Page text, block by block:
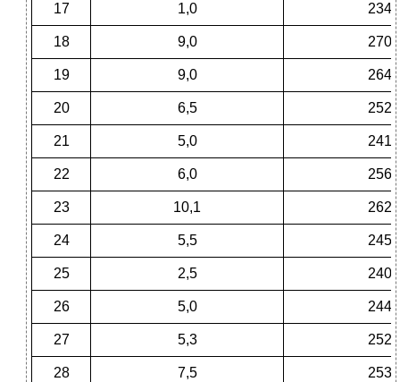
17 1,0 234
18 9,0 270
19 9,0 264
20 6,5 252
21 5,0 241
22 6,0 256
23 10,1 262
24 5,5 245
25 2,5 240
26 5,0 244
27 5,3 252
28 7,5 253